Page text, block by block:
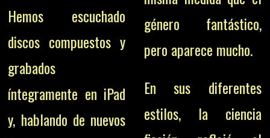
Hemos escuchado
discos compuestos y
grabados
íntegramente en iPad
y, hablando de nuevos
género fantástico,
pero aparece mucho.
En sus diferentes
estilos, la ciencia